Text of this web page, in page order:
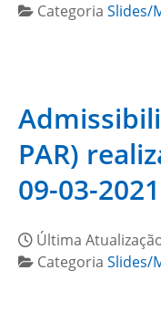
Categoria Slides/
PAR)
09-03-2021
Última
Categoria Slides/